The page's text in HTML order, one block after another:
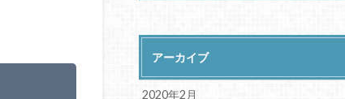
アーカイブ
2020年2月